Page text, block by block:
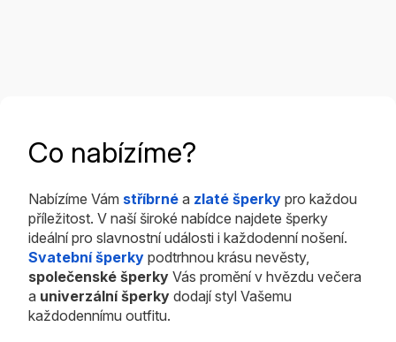
Co nabízíme?
Nabízíme Vám stříbrné a zlaté šperky pro každou
příležitost. V naší široké nabídce najdete šperky
ideální pro slavnostní události i každodenní nošení.
Svatební šperky podtrhnou krásu nevěsty,
společenské šperky Vás promění v hvězdu večera
a univerzální šperky dodají styl Vašemu
každodennímu outfitu.